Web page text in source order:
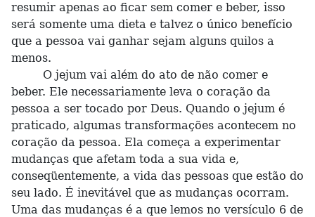
resumir apenas ao ficar sem comer e beber, isso
será somente uma dieta e talvez o único benefício
que a pessoa vai ganhar sejam alguns quilos a
menos.
O jejum vai além do ato de não comer e
beber. Ele necessariamente leva o coração da
pessoa a ser tocado por Deus. Quando o jejum é
praticado, algumas transformações acontecem no
coração da pessoa. Ela começa a experimentar
mudanças que afetam toda a sua vida e,
conseqüentemente, a vida das pessoas que estão do
seu lado. É inevitável que as mudanças ocorram.
Uma das mudanças é a que lemos no versículo 6 de